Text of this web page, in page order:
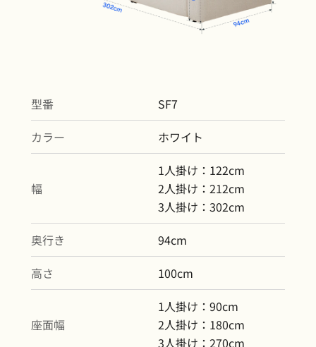
型番
SF7
カラー
ホワイト
幅
1人掛け：122cm
2人掛け：212cm
3人掛け：302cm
奥行き
94cm
高さ
100cm
座面幅
1人掛け：90cm
2人掛け：180cm
3人掛け：270cm